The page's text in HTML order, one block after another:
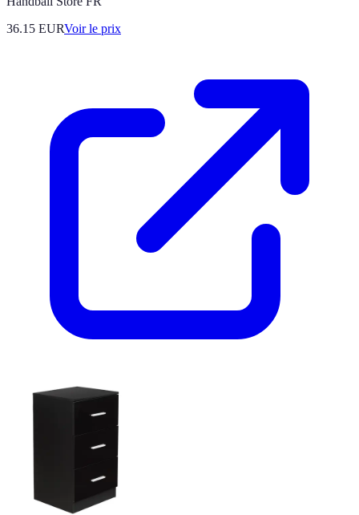
36.15 EURVoir le prix